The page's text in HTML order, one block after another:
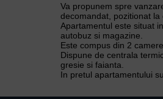
Va propunem spre
decomandat, pozitionat la
Apartamentul este situat
autobuz si magazine.
Este compus din 2
Dispune de centrala
gresie si faianta.
In pretul apartamentului